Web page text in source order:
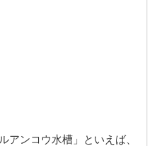
アンコウ水槽」といえば、